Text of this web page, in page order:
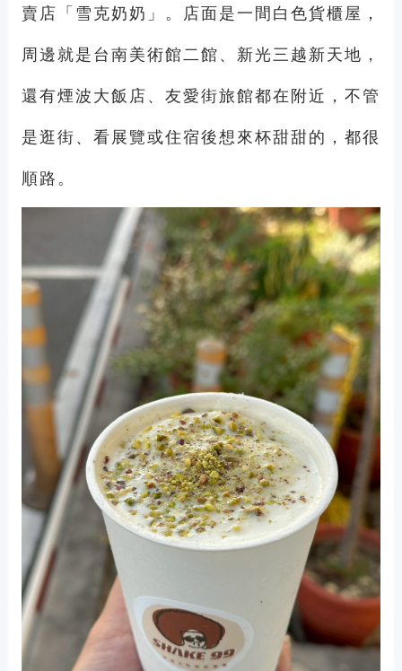
賣店「雪克奶奶」。店面是一間白色貨櫃屋，
周邊就是台南美術館二館、新光三越新天地，
還有煙波大飯店、友愛街旅館都在附近，不管
是逛街、看展覽或住宿後想來杯甜甜的，都很
順路。